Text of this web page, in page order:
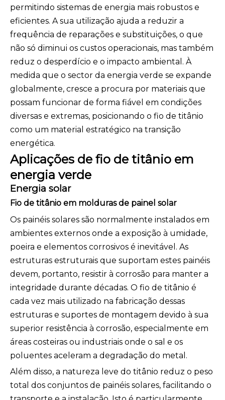
permitindo sistemas de energia mais robustos e
eficientes. A sua utilização ajuda a reduzir a
frequência de reparações e substituições, o que
não só diminui os custos operacionais, mas também
reduz o desperdício e o impacto ambiental. À
medida que o sector da energia verde se expande
globalmente, cresce a procura por materiais que
possam funcionar de forma fiável em condições
diversas e extremas, posicionando o fio de titânio
como um material estratégico na transição
energética.
Aplicações de fio de titânio em
energia verde
Energia solar
Fio de titânio em molduras de painel solar
Os painéis solares são normalmente instalados em
ambientes externos onde a exposição à umidade,
poeira e elementos corrosivos é inevitável. As
estruturas estruturais que suportam estes painéis
devem, portanto, resistir à corrosão para manter a
integridade durante décadas. O fio de titânio é
cada vez mais utilizado na fabricação dessas
estruturas e suportes de montagem devido à sua
superior resistência à corrosão, especialmente em
áreas costeiras ou industriais onde o sal e os
poluentes aceleram a degradação do metal.
Além disso, a natureza leve do titânio reduz o peso
total dos conjuntos de painéis solares, facilitando o